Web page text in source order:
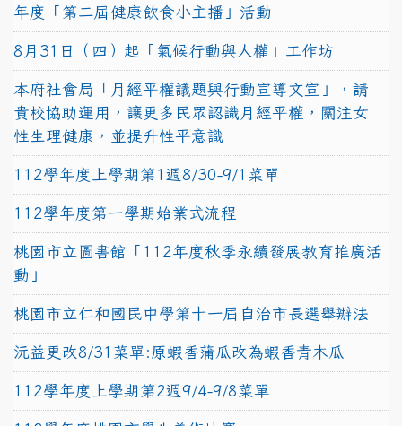
年度「第二屆健康飲食小主播」活動
8月31日（四）起「氣候行動與人權」工作坊
本府社會局「月經平權議題與行動宣導文宣」，請
貴校協助運用，讓更多民眾認識月經平權，關注女
性生理健康，並提升性平意識
112學年度上學期第1週8/30-9/1菜單
112學年度第一學期始業式流程
桃園市立圖書館「112年度秋季永續發展教育推廣活
動」
桃園市立仁和國民中學第十一屆自治市長選舉辦法
沅益更改8/31菜單:原蝦香蒲瓜改為蝦香青木瓜
112學年度上學期第2週9/4-9/8菜單